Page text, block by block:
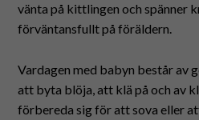
vänta på kittlingen och spänner
förväntansfullt på föräldern.
Vardagen med babyn består av
att byta blöja, att klä på och av
förbereda sig för att sova eller